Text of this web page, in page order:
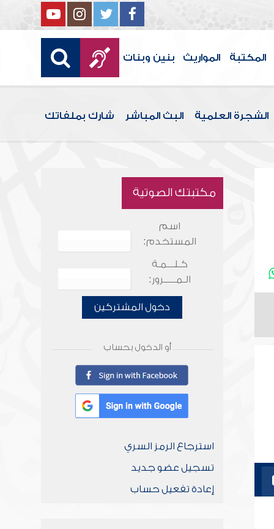
المكتبة المواريث بنين وبنات
الشجرة العلمية البث المباشر شارك بملفاتك
مكتبتك الصوتية
اسم
المستخدم:
كـلـــمـة
الـمـــــرور:
دخول المشتركين
أو الدخول بحساب
استرجاع الرمز السري
تسجيل عضو جديد
إعادة تفعيل حساب